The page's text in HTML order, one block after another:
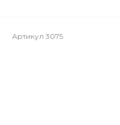
Артикул 3075